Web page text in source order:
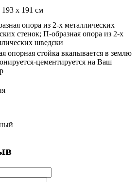
193 х 191 см
опора из 2-х металлических
стенок; П-образная опора из 2-х
шведски
опорная стойка вкапывается в землю
цементируется на Ваш